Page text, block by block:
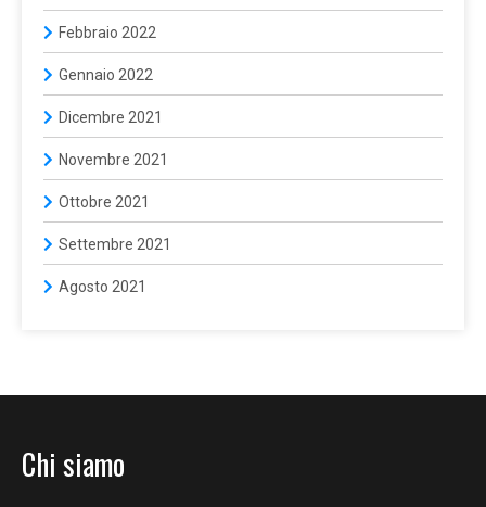
Febbraio 2022
Gennaio 2022
Dicembre 2021
Novembre 2021
Ottobre 2021
Settembre 2021
Agosto 2021
Chi siamo